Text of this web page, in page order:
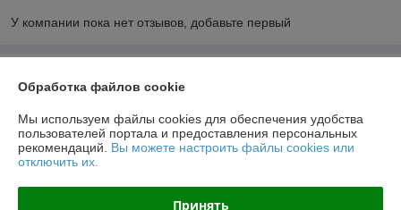
У компании пока нет отзывов, добавьте первый
Контакты
Доставка и оплата
Обработка файлов cookie
Мы используем файлы cookies для обеспечения удобства
пользователей портала и предоставления персональных
рекомендаций. Вы можете настроить файлы cookies или
отключить их.
Принять